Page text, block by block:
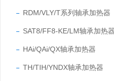
RDM/VLY/T系列轴承加热器
SAT8/FF8-KE/LM轴承加热器
HAi/QAi/QX轴承加热器
TH/TIH/YNDX轴承加热器